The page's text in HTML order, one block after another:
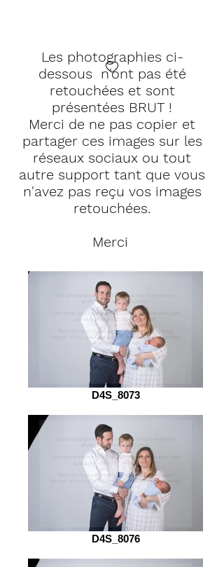
Les photographies ci-
dessous n'ont pas été
retouchées et sont
présentées BRUT !
Merci de ne pas copier et
partager ces images sur les
réseaux sociaux ou tout
autre support tant que vous
n'avez pas reçu vos images
retouchées.
Merci
D4S_8073
D4S_8076